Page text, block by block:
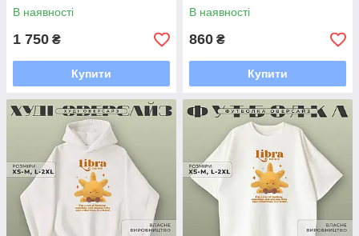
В наявності
1 750 ₴
Купити
В наявності
860 ₴
Купити